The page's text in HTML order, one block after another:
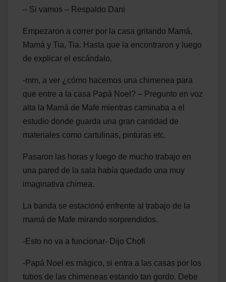
– Si vamos – Respaldo Dani
Empezaron a correr por la casa gritando Mamá,
Mamá y Tia, Tia. Hasta que la encontraron y luego
de explicar el escándalo.
-mm, a ver ¿cómo hacemos una chimenea para
que entre a la casa Papá Noel? – Pregunto en voz
alta la Mamá de Mafe mientras caminaba a el
estudio donde guarda una gran cantidad de
materiales como cartulinas, pinturas etc.
Pasaron las horas y luego de mucho trabajo en
una pared de la sala había quedado una muy
imaginativa chimea.
La banda se estacionó enfrente al trabajo de la
mamá de Mafe mirando sorprendidos.
-Esto no va a funcionar- Dijo Chofi
-Papá Noel es mágico, si entra a las casas por los
tubos de las chimeneas estando tan gordo. Debe